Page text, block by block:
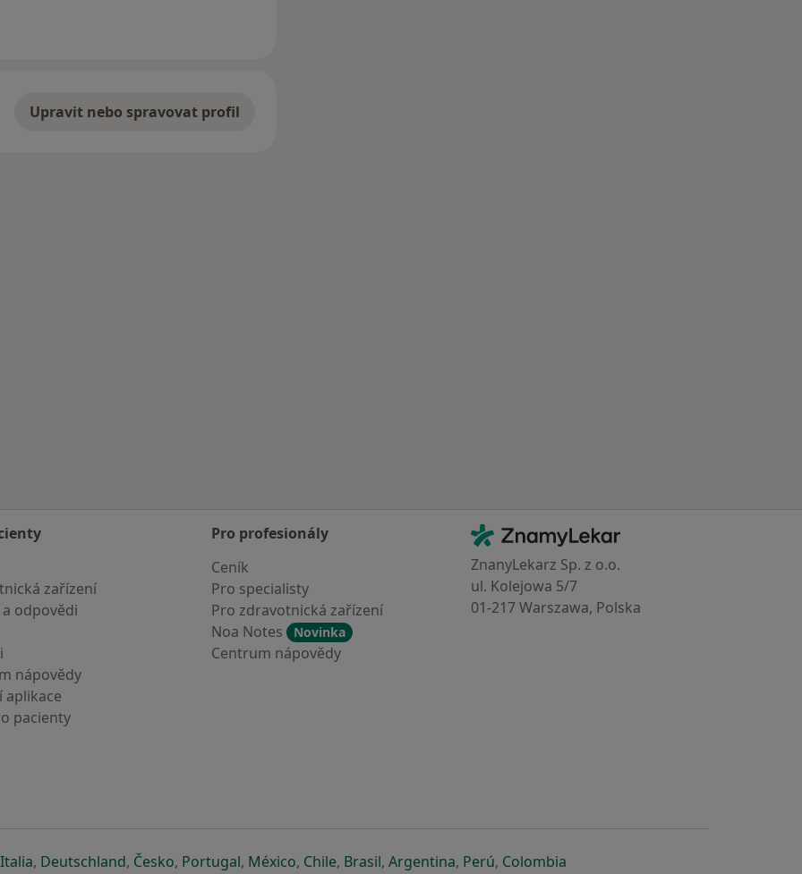
Upravit nebo spravovat profil
zařízení
odpovědi
nápovědy
aplikace
pacienty
Pro profesionály
Ceník
Pro specialisty
Pro zdravotnická zařízení
Noa Notes
Novinka
Centrum nápovědy
Kontakt
ZnamyLekar - Hlavní stránka
ZnanyLekarz Sp. z o.o.
ul. Kolejowa 5/7
01-217 Warszawa, Polska
nové záložce
otevře v nové záložce
Italiase otevře v nové záložce
, Deutschlandse otevře v nové záložce
, Českose otevře v nové záložce
, Portugalse otevře v nové záložce
, Méxicose otevře v nové záložce
, Chilese otevře v nové záložce
, Brasilse otevře v nové záložce
, Argentinase otevře v nové záložce
, Perúse otevře v nové záložce
, Colombiase otevře v nové záložce